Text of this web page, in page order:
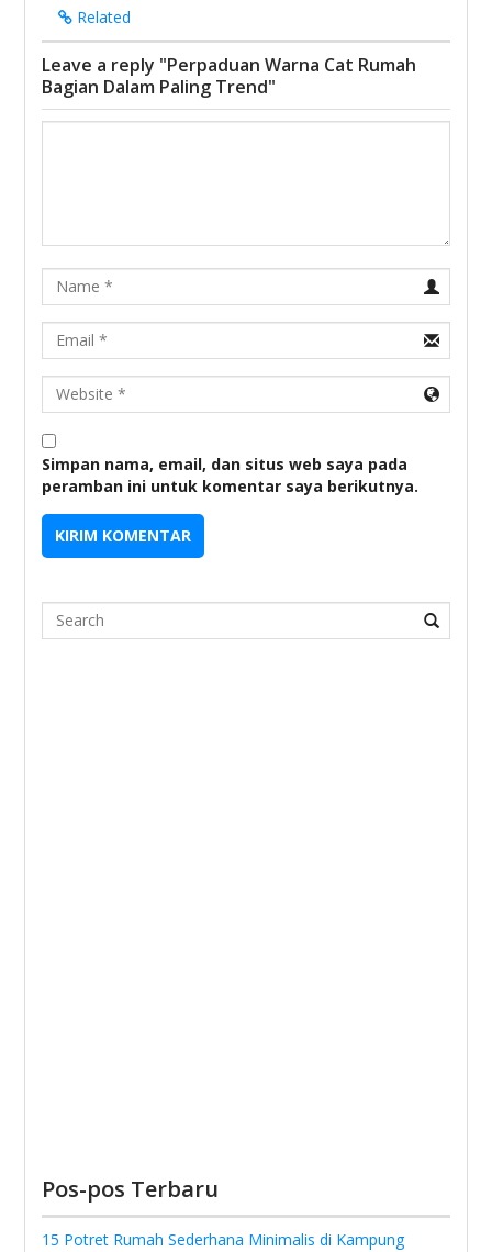
Related
Leave a reply "Perpaduan Warna Cat Rumah
Bagian Dalam Paling Trend"
Name
Email
URL
Simpan nama, email, dan situs web saya pada
peramban ini untuk komentar saya berikutnya.
Search
Pos-pos Terbaru
15 Potret Rumah Sederhana Minimalis di Kampung